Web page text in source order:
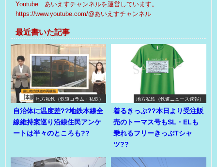
Youtube あいえすチャンネルを運営しています。
https://www.youtube.com/@あいえすチャンネル
最近書いた記事
地方私鉄（鉄道コラム・私鉄）
自治体に温度差??地鉄本線全
線維持案巡り沿線住民アンケ
ートは半々のところも??
地方私鉄（鉄道ニュース速報）
着るきっぷ??本日より受注販
売のトーマス号もSL・ELも
乗れるフリーきっぷTシャ
ツ??